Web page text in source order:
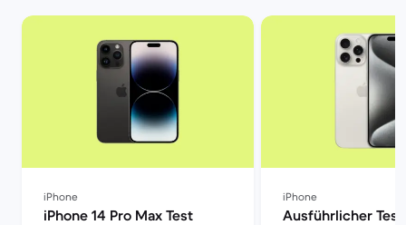
iPhone
iPhone 14 Pro Max Test
iPhone
Ausführlicher